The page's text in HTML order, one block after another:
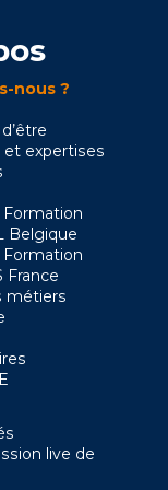
nous ?
et expertises
Formation
Belgique
Formation
France
métiers
live de